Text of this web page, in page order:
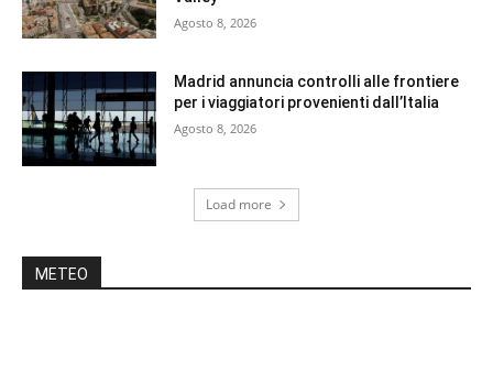
Agosto 8, 2026
Madrid annuncia controlli alle frontiere
per i viaggiatori provenienti dall’Italia
Agosto 8, 2026
Load more
METEO